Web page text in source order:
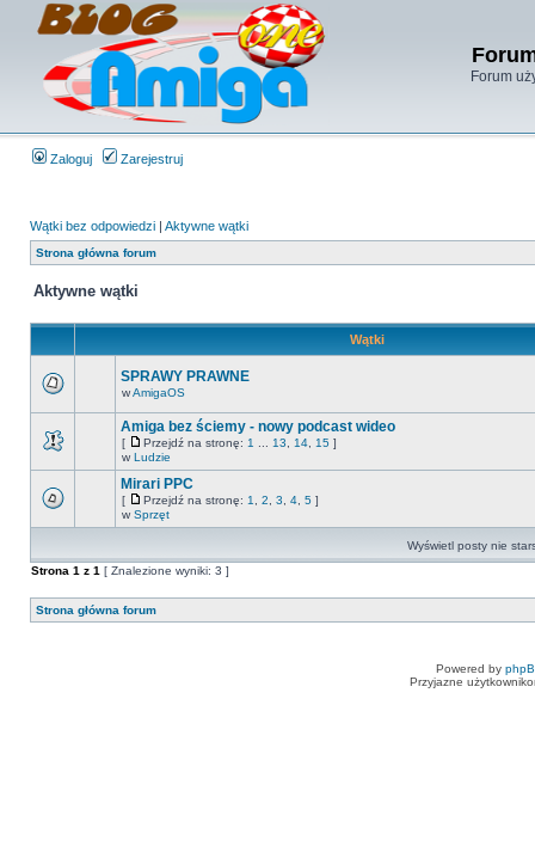
Forum
Zaloguj Zarejestruj
Wątki bez odpowiedzi | Aktywne wątki
Strona główna forum
Aktywne wątki
Wątki
SPRAWY PRAWNE
wAmigaOS
Amiga bez ściemy - nowy podcast wideo
[ Przejdź na stronę: 1 13 14 15 ]
w Ludzie
Mirari PPC
[ Przejdź na stronę: 1 2 3 4 5 ]
w Sprzęt
Wyświetl posty nie
Strona 1 z 1 [ Znalezione wyniki: 3 ]
Strona główna forum
Powered by
Przyjazne